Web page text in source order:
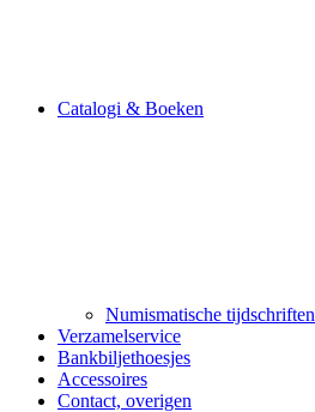
Catalogi & Boeken
Numismatische tijdschriften
Verzamelservice
Bankbiljethoesjes
Accessoires
Contact, overigen